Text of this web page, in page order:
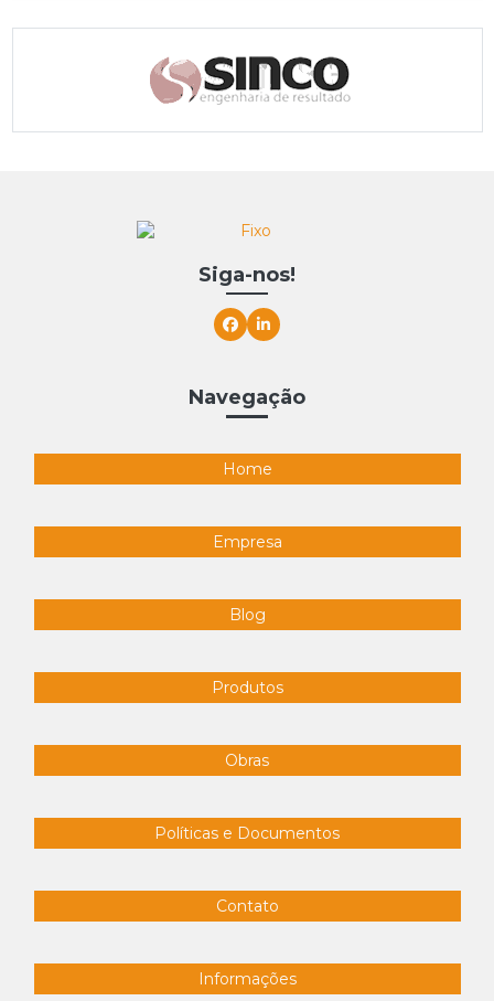
Siga-nos!
Navegação
Home
Empresa
Blog
Produtos
Obras
Políticas e Documentos
Contato
Informações